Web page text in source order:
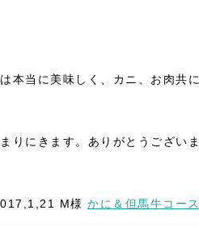
本当に美味しく、カニ、お肉共に
りにきます。ありがとうございま
M様 かに＆但馬牛コース